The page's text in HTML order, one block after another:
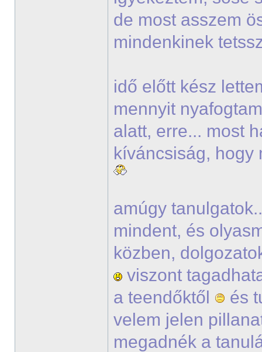
de most asszem
mindenkinek
idő előtt kész
mennyit
alatt, erre... most
kíváncsiság, hogy
amúgy
mindent, és
közben,
viszont
a teendőktől
és
velem jelen
megadnék a